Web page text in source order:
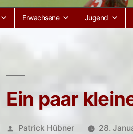
Erwachsene Jugend
Ein paar
Veröffentlicht
Patrick Hübner 28.